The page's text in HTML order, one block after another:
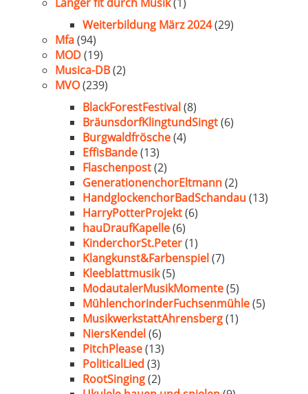
Weiterbildung März 2024(29)
Mfa(94)
MOD(19)
Musica-DB(2)
MVO(239)
BlackForestFestival(8)
BräunsdorfKlingtundSingt(6)
Burgwaldfrösche(4)
EffisBande(13)
Flaschenpost(2)
GenerationenchorEltmann(2)
HandglockenchorBadSchandau(13)
HarryPotterProjekt(6)
hauDraufKapelle(6)
KinderchorSt.Peter(1)
Klangkunst&Farbenspiel(7)
Kleeblattmusik(5)
ModautalerMusikMomente(5)
MühlenchorinderFuchsenmühle(5)
MusikwerkstattAhrensberg(1)
NiersKendel(6)
PitchPlease(13)
PoliticalLied (3)
RootSinging(2)